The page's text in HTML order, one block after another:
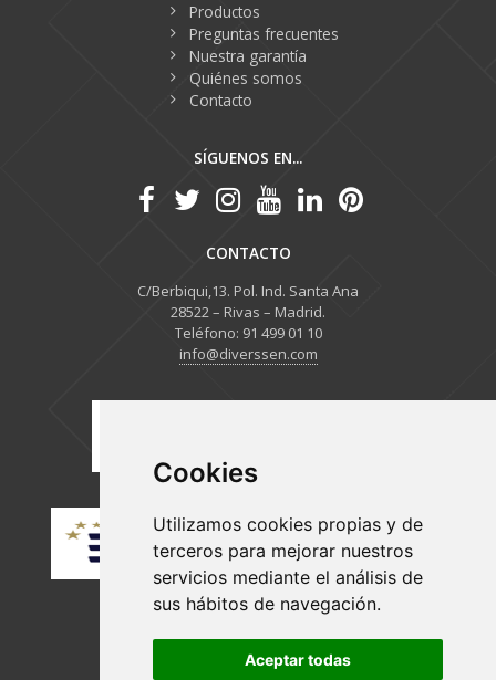
Cookies
Utilizamos cookies propias y de
terceros para mejorar nuestros
servicios mediante el análisis de
sus hábitos de navegación.
Aceptar todas
Productos
Preguntas frecuentes
Nuestra garantía
Quiénes somos
Contacto
SÍGUENOS EN...
CONTACTO
C/Berbiqui,13. Pol. Ind. Santa Ana
28522 – Rivas – Madrid.
Teléfono: 91 499 01 10
info@diverssen.com